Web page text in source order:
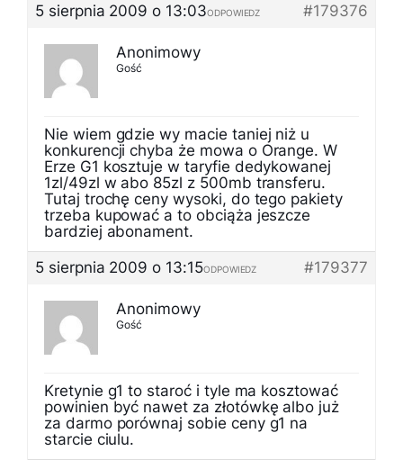
5 sierpnia 2009 o 13:03
#179376
ODPOWIEDZ
Anonimowy
Gość
Nie wiem gdzie wy macie taniej niż u
konkurencji chyba że mowa o Orange. W
Erze G1 kosztuje w taryfie dedykowanej
1zl/49zl w abo 85zl z 500mb transferu.
Tutaj trochę ceny wysoki, do tego pakiety
trzeba kupować a to obciąża jeszcze
bardziej abonament.
5 sierpnia 2009 o 13:15
#179377
ODPOWIEDZ
Anonimowy
Gość
Kretynie g1 to staroć i tyle ma kosztować
powinien być nawet za złotówkę albo już
za darmo porównaj sobie ceny g1 na
starcie ciulu.